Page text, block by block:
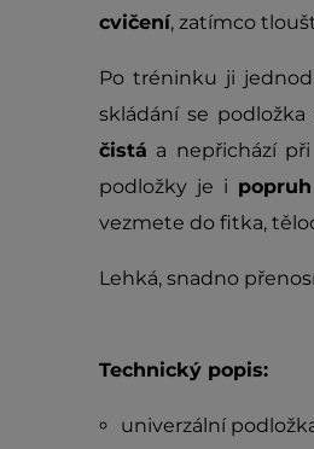
cvičení, zatímco
Po tréninku ji
skládání se
čistá a nepřichází
podložky je i
vezmete do fitka,
Lehká, snadno
Technický popis:
univerzální